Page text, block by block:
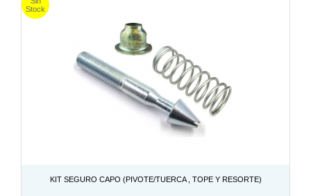
KIT SEGURO CAPO (PIVOTE/TUERCA , TOPE Y RESORTE)